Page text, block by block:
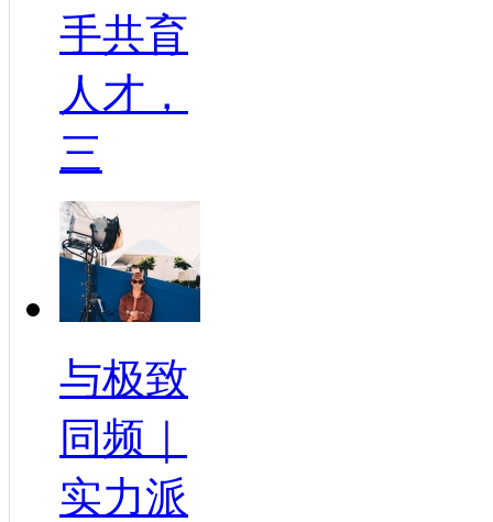
手共育
人才，
三
与极致
同频｜
实力派